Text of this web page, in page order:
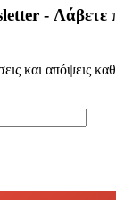
- Λάβετε
και απόψεις